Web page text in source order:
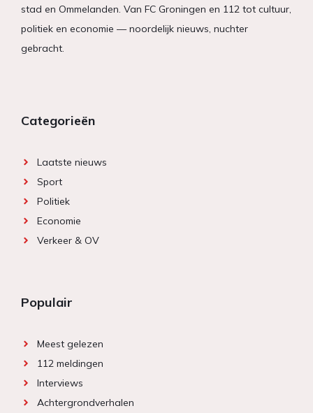
stad en Ommelanden. Van FC Groningen en 112 tot cultuur,
politiek en economie — noordelijk nieuws, nuchter
gebracht.
Categorieën
Laatste nieuws
Sport
Politiek
Economie
Verkeer & OV
Populair
Meest gelezen
112 meldingen
Interviews
Achtergrondverhalen